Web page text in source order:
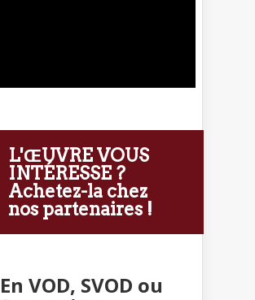
L'ŒUVRE VOUS
INTÉRESSE ?
Achetez-la chez
nos partenaires !
En VOD, SVOD ou